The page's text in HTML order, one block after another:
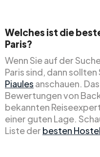
Welches ist die
Paris?
Wenn Sie auf der
Paris sind, dann sollten
Piaules anschauen.
Bewertungen von
bekannten
einer guten Lage.
Liste der besten